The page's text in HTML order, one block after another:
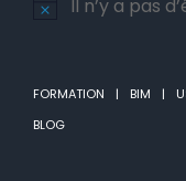
Notice
Il n’y a pas
FORMATION BIM
BLOG